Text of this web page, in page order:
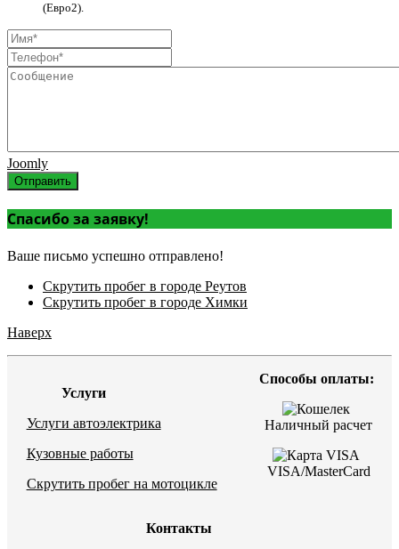
(Евро2).
Joomly
Отправить
Спасибо за заявку!
Ваше письмо успешно отправлено!
Скрутить пробег в городе Реутов
Скрутить пробег в городе Химки
Наверх
Услуги
Услуги автоэлектрика
Кузовные работы
Скрутить пробег на мотоцикле
Контакты
Способы оплаты:
Наличный расчет
VISA/MasterCard